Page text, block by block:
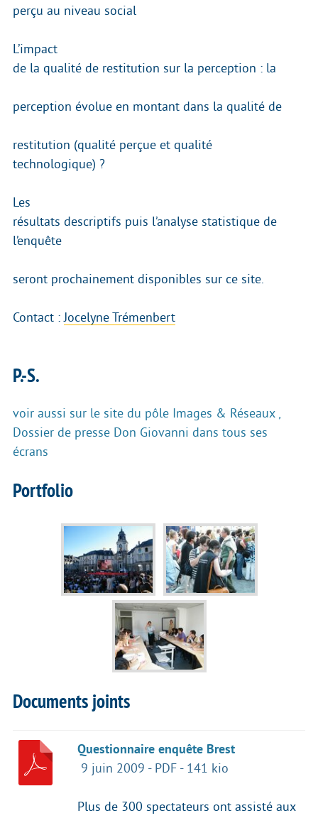
perçu au niveau social
L’impact
de la qualité de restitution sur la perception : la
perception évolue en montant dans la qualité de
restitution (qualité perçue et qualité
technologique) ?
Les
résultats descriptifs puis l’analyse statistique de
l’enquête
seront prochainement disponibles sur ce site.
Contact : Jocelyne Trémenbert
P.-S.
voir aussi sur le site du pôle Images & Réseaux ,
Dossier de presse Don Giovanni dans tous ses
écrans
Portfolio
Documents joints
Questionnaire enquête Brest
9 juin 2009 - PDF - 141 kio
Plus de 300 spectateurs ont assisté aux